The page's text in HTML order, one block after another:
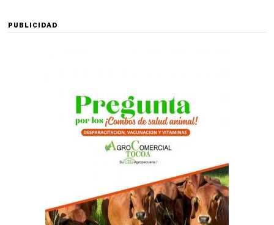
PUBLICIDAD